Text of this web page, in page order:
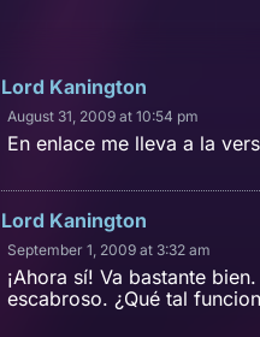
Lord Kanington
August 31, 2009 at 10:54 pm
En enlace me lleva a la
Lord Kanington
September 1, 2009 at 3:32 am
¡Ahora sí! Va bastante
escabroso. ¿Qué tal